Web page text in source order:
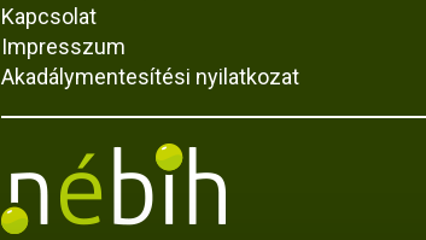
Kapcsolat
Impresszum
Akadálymentesítési nyilatkozat